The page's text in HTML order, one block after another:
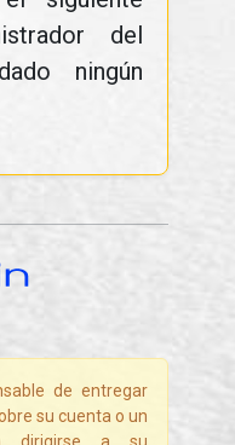
del
ningún
de entregar
su cuenta o un